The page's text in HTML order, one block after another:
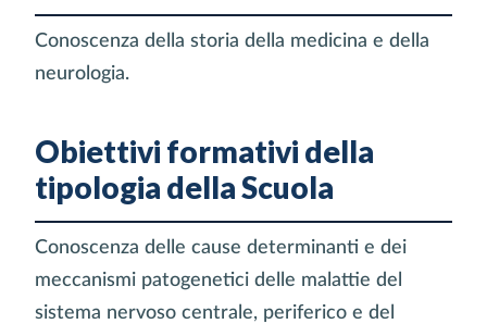
Conoscenza della storia della medicina e della
neurologia.
Obiettivi formativi della
tipologia della Scuola
Conoscenza delle cause determinanti e dei
meccanismi patogenetici delle malattie del
sistema nervoso centrale, periferico e del